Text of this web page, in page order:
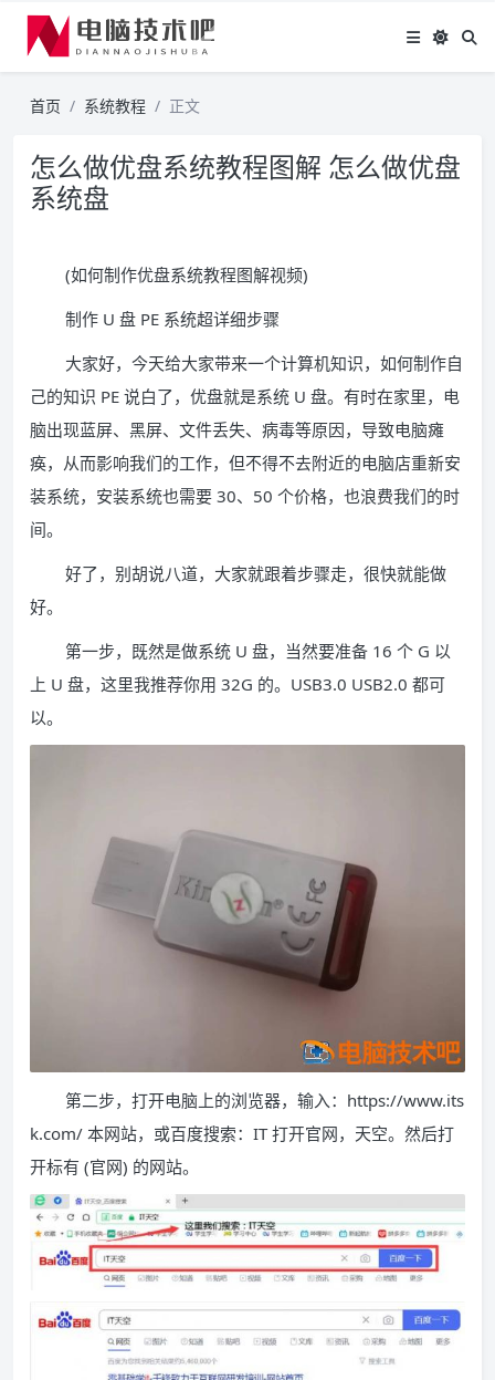
首页 系统教程 正文
怎么做优盘系统教程图解 怎么做优盘
系统盘
(如何制作优盘系统教程图解视频)
制作 U 盘 PE 系统超详细步骤
大家好，今天给大家带来一个计算机知识，如何制作自
己的知识 PE 说白了，优盘就是系统 U 盘。有时在家里，电
脑出现蓝屏、黑屏、文件丢失、病毒等原因，导致电脑瘫
痪，从而影响我们的工作，但不得不去附近的电脑店重新安
装系统，安装系统也需要 30、50 个价格，也浪费我们的时
间。
好了，别胡说八道，大家就跟着步骤走，很快就能做
好。
第一步，既然是做系统 U 盘，当然要准备 16 个 G 以
上 U 盘，这里我推荐你用 32G 的。USB3.0 USB2.0 都可
以。
第二步，打开电脑上的浏览器，输入：https://www.its
k.com/ 本网站，或百度搜索：IT 打开官网，天空。然后打
开标有 (官网) 的网站。